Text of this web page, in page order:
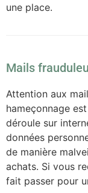
une place.
Mails
Attention aux
hameçonnage
déroule sur
données
de manière
achats. Si vous
fait passer pour